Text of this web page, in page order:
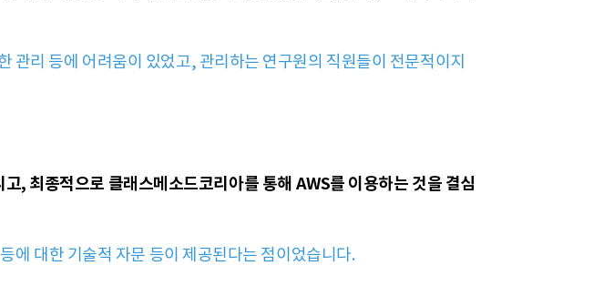
관리 등에 어려움이 있었고, 관리하는 연구원의 직원들이 전문적이지
, 최종적으로 클래스메소드코리아를 통해 AWS를 이용하는 것을 결심
에 대한 기술적 자문 등이 제공된다는 점이었습니다.